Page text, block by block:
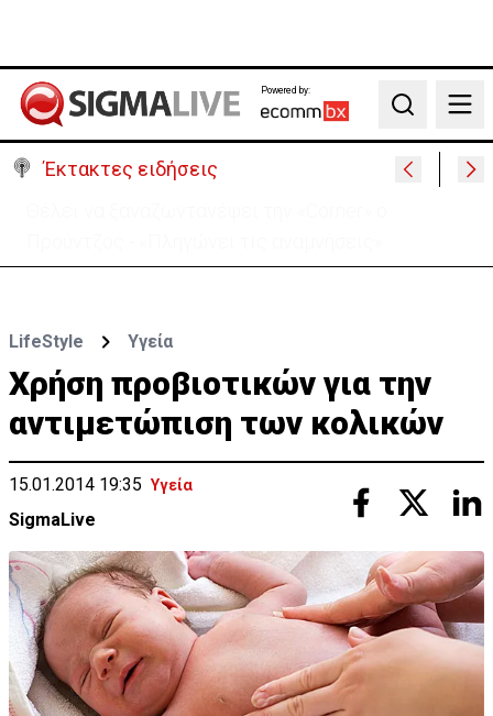
Powered by:
Search
Έκτακτες ειδήσεις
LifeStyle Υγεία
Χρήση προβιοτικών για την
αντιμετώπιση των κολικών
15.01.2014 19:35 Υγεία
SigmaLive